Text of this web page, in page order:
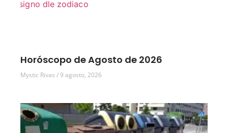
Horóscopo de Agosto de 2026
Mystic Rivas 9 agosto, 2026